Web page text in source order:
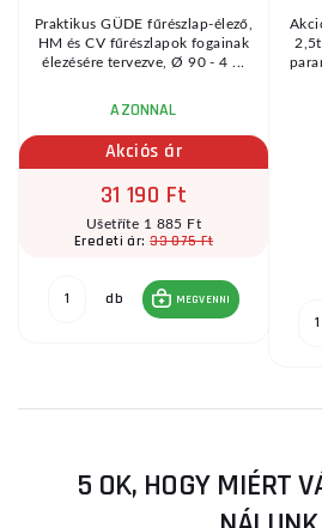
Praktikus GÜDE fűrészlap-élező,
HM és CV fűrészlapok fogainak
élezésére tervezve, Ø 90 - 4 ...
AZONNAL
Akciós ár
31 190 Ft
Ušetříte 1 885 Ft
Eredeti ár:33 075 Ft
db MEGVENNI
5 OK, HOGY MIÉRT